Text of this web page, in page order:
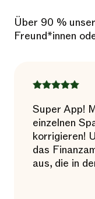
Über 90 %
Freund*innen
Super App!
einzelnen
korrigieren!
das
aus, die in